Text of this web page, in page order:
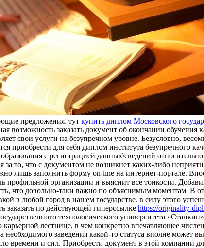
предложения, тут купить диплом Московского
возможность заказать документ об окончании
свои услуги на безупречном уровне. Безусловно,
приобрести для себя диплом института безупречного
с регистрацией данных\сведений
за то, что с документом не возникнет каких-либо
лишь заполнить форму on-line на интернет-портале.
профильной организации и выяснит все тонкости.
что довольно-таки важно по объяснимым моментам. В
в любой город в нашем государстве, в силу этого
заказать по действующей гиперссылке https://originality-
технологического университета
лестнице, в чем конкретно впечатляющее
заведения какой-то статуса вполне может
времени и сил. Приобрести документ в этой компании